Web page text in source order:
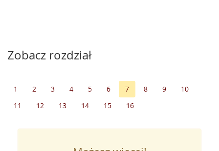
Zobacz rozdział
1 2 3 4 5 6 7 8 9
10
11
12 13 14 15 16